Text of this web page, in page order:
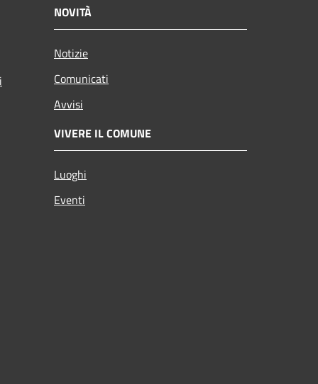
NOVITÀ
Notizie
Comunicati
Avvisi
VIVERE IL COMUNE
Luoghi
Eventi